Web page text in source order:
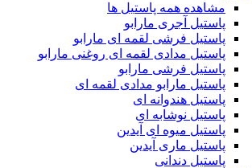
مشاهده همه پاستیل ها
پاستیل آجری مارابو
پاستیل فرشی لقمه ای مارابو
پاستیل مدادی لقمه ای روغنی مارابو
پاستیل فرشی مارابو
پاستیل مارابو مدادی لقمه ای
پاستیل هندوانه ای
پاستیل نوشابه ای
پاستیل میوه ای آیدین
پاستیل ماری آیدین
پاستیل دندانی